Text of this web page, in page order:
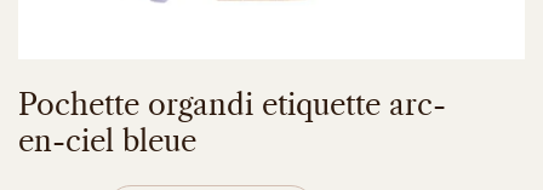
Pochette organdi etiquette arc-
en-ciel bleue